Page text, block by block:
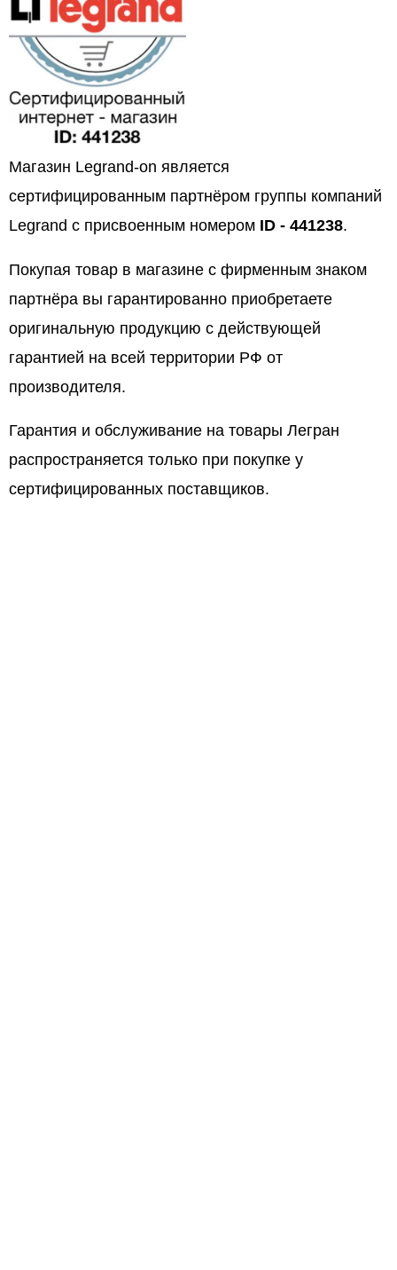
Магазин Legrand-on является
сертифицированным партнёром группы компаний
Legrand с присвоенным номером ID - 441238.
Покупая товар в магазине с фирменным знаком
партнёра вы гарантированно приобретаете
оригинальную продукцию с действующей
гарантией на всей территории РФ от
производителя.
Гарантия и обслуживание на товары Легран
распространяется только при покупке у
сертифицированных поставщиков.